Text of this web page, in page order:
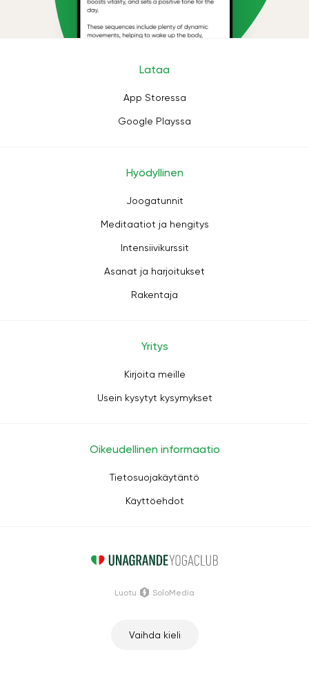
Lataa
App Storessa
Google Playssa
Hyödyllinen
Joogatunnit
Meditaatiot ja hengitys
Intensiivikurssit
Asanat ja harjoitukset
Rakentaja
Yritys
Kirjoita meille
Usein kysytyt kysymykset
Oikeudellinen informaatio
Tietosuojakäytäntö
Käyttöehdot
Vaihda kieli
Luotu SoloMedia